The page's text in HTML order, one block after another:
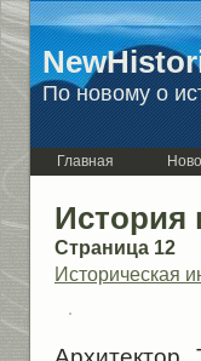
По новому о
Главная
История
Страница 12
Историческая